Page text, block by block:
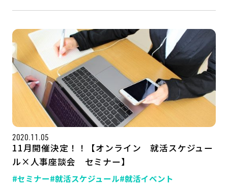
インタツアー活用法
LINE登録
サイトマップ
お問い合わせ
プライバシーポリシー
公式SNSはこちら
2020.11.05
11月開催決定！！【オンライン 就活スケジュー
ル×人事座談会 セミナー】
#セミナー#就活スケジュール#就活イベント